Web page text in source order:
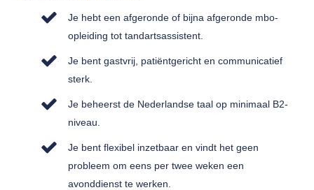
Je hebt een afgeronde of bijna afgeronde mbo-
opleiding tot tandartsassistent.
Je bent gastvrij, patiëntgericht en communicatief
sterk.
Je beheerst de Nederlandse taal op minimaal B2-
niveau.
Je bent flexibel inzetbaar en vindt het geen
probleem om eens per twee weken een
avonddienst te werken.